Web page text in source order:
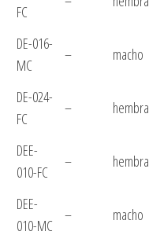
FC
DE-016-
MC
– macho
DE-024-
FC
– hembra
DEE-
010-FC
– hembra
DEE-
010-MC
– macho